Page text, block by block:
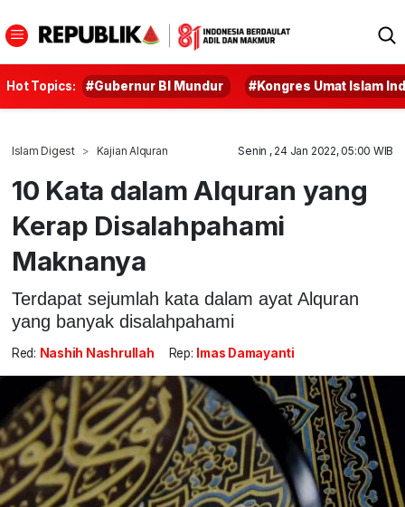
Hot Topics: #Gubernur BI Mundur #Kongres Umat Islam
Islam Digest Kajian Alquran Senin , 24 Jan 2022, 05:00 WIB
10 Kata dalam Alquran yang
Kerap Disalahpahami
Maknanya
Terdapat sejumlah kata dalam ayat Alquran
yang banyak disalahpahami
Red: Nashih Nashrullah Rep: Imas Damayanti